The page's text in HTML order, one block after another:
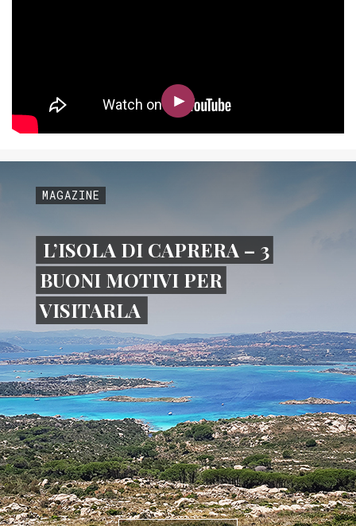
MAGAZINE
L’ISOLA DI CAPRERA – 3
BUONI MOTIVI PER
VISITARLA